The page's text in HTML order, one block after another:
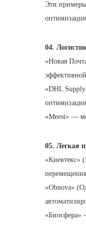
Эти примеры
04.
«Новая
«DHL
«Meest» —
05. Легкая
«Киевтекс»
«Obnova»
«Биосфера»